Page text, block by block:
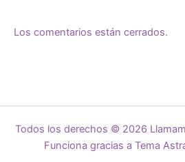
Los comentarios están cerrados.
Todos los derechos © 2026
Funciona gracias a Tema